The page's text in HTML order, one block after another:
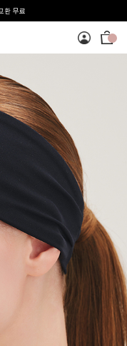
환 무료